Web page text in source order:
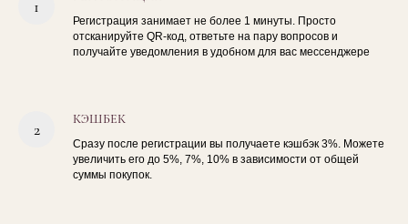
Регистрация занимает не более 1 минуты. Просто
отсканируйте QR-код, ответьте на пару вопросов и
получайте уведомления в удобном для вас мессенджере
КЭШБЕК
Сразу после регистрации вы получаете кэшбэк 3%. Можете
увеличить его до 5%, 7%, 10% в зависимости от общей
суммы покупок.